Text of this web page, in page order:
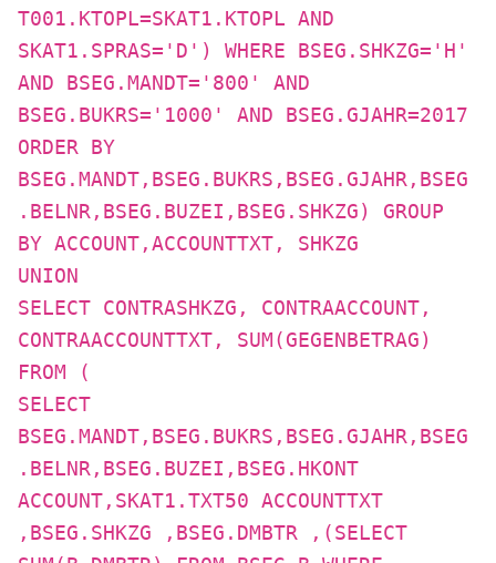
T001.KTOPL=SKAT1.KTOPL AND
SKAT1.SPRAS='D') WHERE BSEG.SHKZG='H'
AND BSEG.MANDT='800' AND
BSEG.BUKRS='1000' AND BSEG.GJAHR=2017
ORDER BY
BSEG.MANDT,BSEG.BUKRS,BSEG.GJAHR,BSEG
.BELNR,BSEG.BUZEI,BSEG.SHKZG) GROUP
BY ACCOUNT,ACCOUNTTXT, SHKZG
UNION
SELECT CONTRASHKZG, CONTRAACCOUNT,
CONTRAACCOUNTTXT, SUM(GEGENBETRAG)
FROM (
SELECT
BSEG.MANDT,BSEG.BUKRS,BSEG.GJAHR,BSEG
.BELNR,BSEG.BUZEI,BSEG.HKONT
ACCOUNT,SKAT1.TXT50 ACCOUNTTXT
,BSEG.SHKZG ,BSEG.DMBTR ,(SELECT